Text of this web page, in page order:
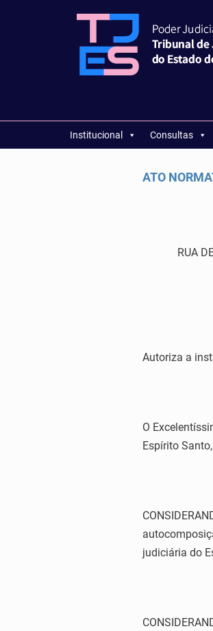
Institucional Consultas
ATO
RUA
Autoriza a
O
Espírito
judiciária do